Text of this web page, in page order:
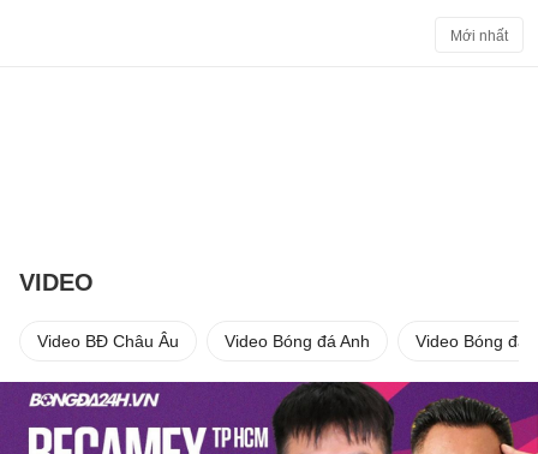
Mới nhất
VIDEO
Video BĐ Châu Âu Video Bóng đá Anh Video Bóng đá